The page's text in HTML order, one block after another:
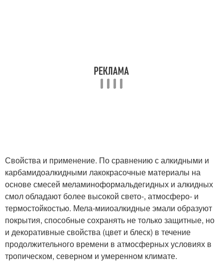
Свойства и применение. По сравнению с алкидными и
карбамидоалкидными лакокрасочные материалы на
основе смесей меламиноформальдегидных и алкид­ных
смол обладают более высокой свето-, атмосферо- и
термостойкостью. Мела-мииоалкидные эмали образуют
покрытия, способные сохранять не только защит­ные, но
и декоративные свойства (цвет и блеск) в течение
продолжительного времени в атмосферных условиях в
тропическом, северном и умеренном кли­мате.